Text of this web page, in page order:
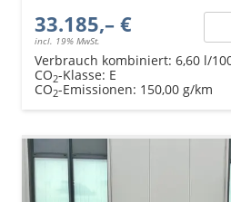
33.185,– €
incl. 19% MwSt.
Verbrauch kombiniert: 6,60 l/
CO2-Klasse: E
CO2-Emissionen: 150,00 g/km